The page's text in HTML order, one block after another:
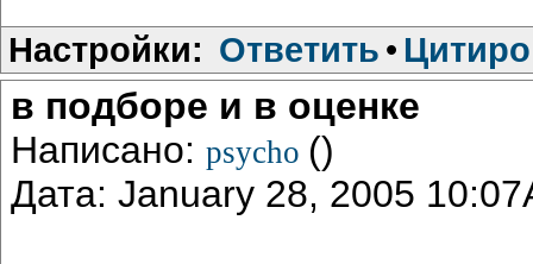
Настройки: Ответить •
в подборе и в оценке
Написано: psycho ()
Дата: January 28, 2005